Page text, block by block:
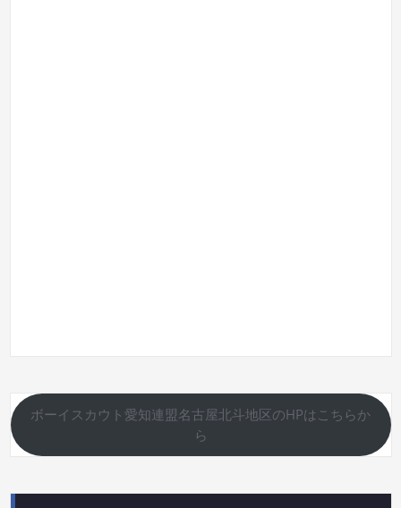
ボーイスカウト愛知連盟名古屋北斗地区のHPはこちらか
ら